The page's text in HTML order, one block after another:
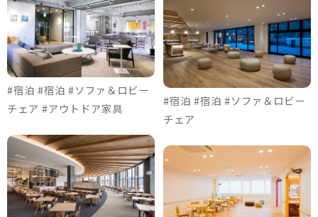
#宿泊 #宿泊 #ソファ＆ロビー
チェア #アウトドア家具
#宿泊 #宿泊 #ソファ＆ロビー
チェア